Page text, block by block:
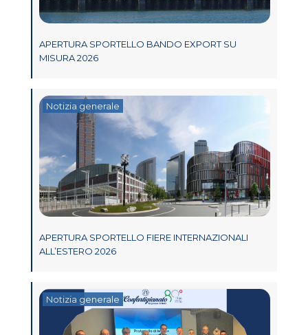
APERTURA SPORTELLO BANDO EXPORT SU
MISURA 2026
Notizia generale
APERTURA SPORTELLO FIERE INTERNAZIONALI
ALL’ESTERO 2026
Notizia generale